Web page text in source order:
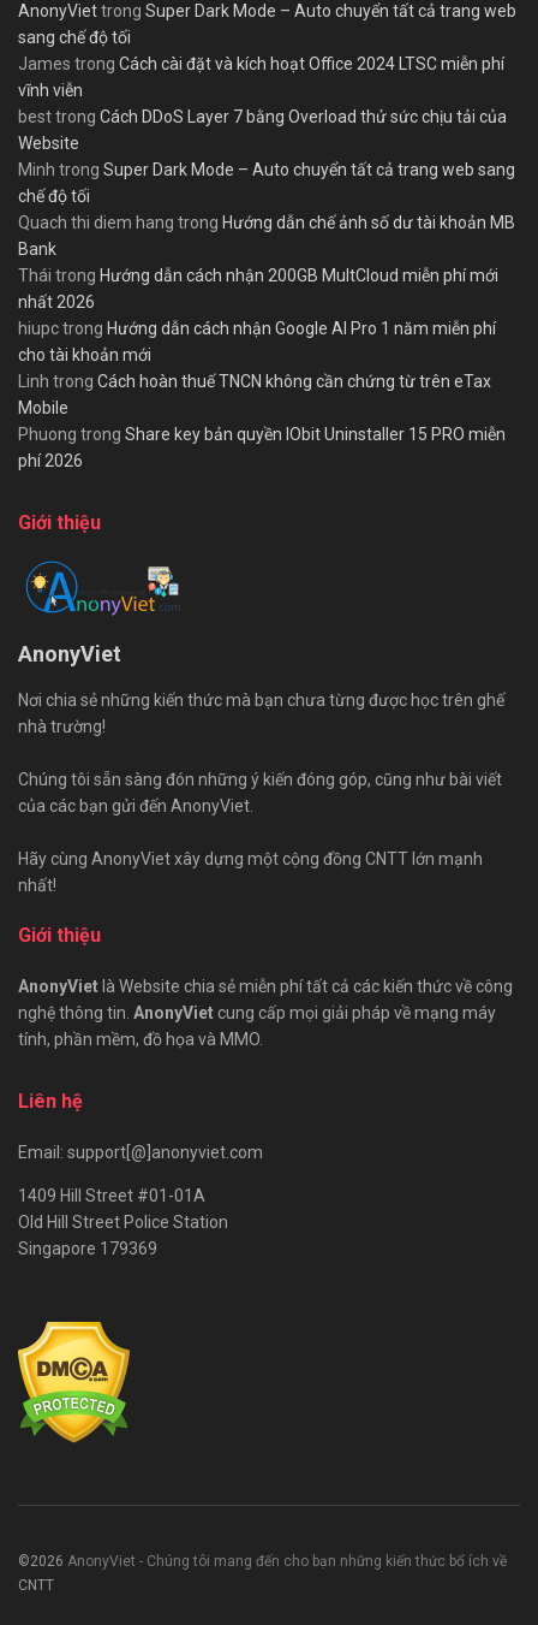
AnonyViettrong Super Dark Mode – Auto chuyển tất cả trang web
sang chế độ tối
James trong Cách cài đặt và kích hoạt Office 2024 LTSC miễn phí
vĩnh viễn
besttrong Cách DDoS Layer 7 bằng Overload thử sức chịu tải của
Website
Minh trong Super Dark Mode – Auto chuyển tất cả trang web sang
chế độ tối
Quach thi diem hang trong Hướng dẫn chế ảnh số dư tài khoản MB
Bank
Thái trong Hướng dẫn cách nhận 200GB MultCloud miễn phí mới
nhất 2026
hiupctrong Hướng dẫn cách nhận Google AI Pro 1 năm miễn phí
cho tài khoản mới
Linh trong Cách hoàn thuế TNCN không cần chứng từ trên eTax
Mobile
Phuong trong Share key bản quyền IObit Uninstaller 15 PRO miễn
phí 2026
Giới thiệu
AnonyViet
Nơi chia sẻ những kiến thức mà bạn chưa từng được học trên ghế
nhà trường!
Chúng tôi sẵn sàng đón những ý kiến đóng góp, cũng như bài viết
của các bạn gửi đến AnonyViet.
Hãy cùng AnonyViet xây dựng một cộng đồng CNTT lớn mạnh
nhất!
Giới thiệu
AnonyViet là Website chia sẻ miễn phí tất cả các kiến thức về công
nghệ thông tin. AnonyViet cung cấp mọi giải pháp về mạng máy
tính, phần mềm, đồ họa và MMO.
Liên hệ
Email: support[@]anonyviet.com
1409 Hill Street #01-01A
Old Hill Street Police Station
Singapore 179369
©2026 AnonyViet - Chúng tôi mang đến cho bạn những kiến thức bổ ích về
CNTT